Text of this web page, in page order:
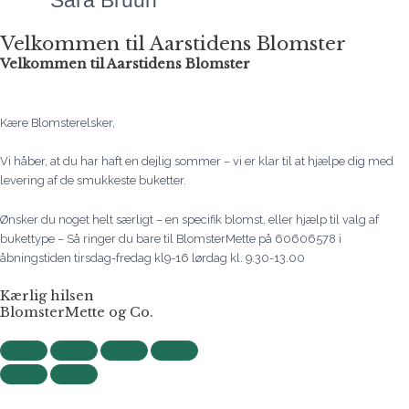
Velkommen til Aarstidens Blomster
Velkommen til Aarstidens Blomster
Kære Blomsterelsker,
Vi håber, at du har haft en dejlig sommer – vi er klar til at hjælpe dig med
levering af de smukkeste buketter.
Ønsker du noget helt særligt – en specifik blomst, eller hjælp til valg af
bukettype – Så ringer du bare til BlomsterMette på 60606578 i
åbningstiden tirsdag-fredag kl9-16 lørdag kl. 9.30-13.00
Kærlig hilsen
BlomsterMette og Co.